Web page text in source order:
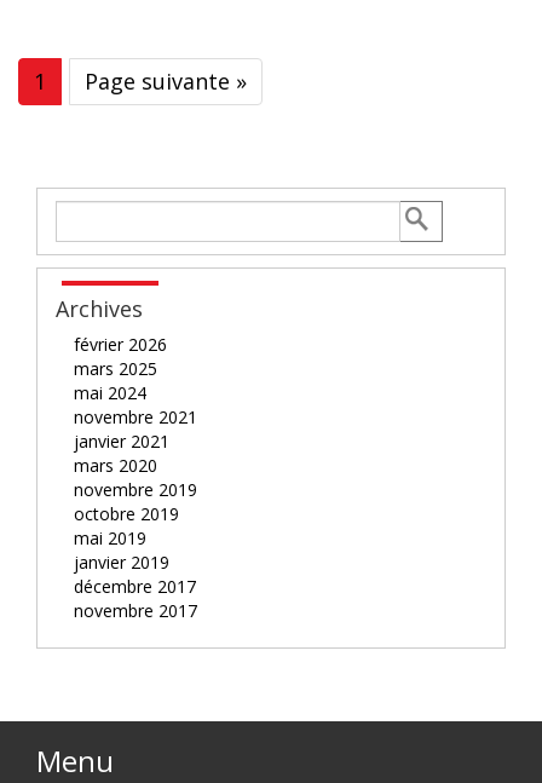
1 Page suivante »
Archives
février 2026
mars 2025
mai 2024
novembre 2021
janvier 2021
mars 2020
novembre 2019
octobre 2019
mai 2019
janvier 2019
décembre 2017
novembre 2017
Menu